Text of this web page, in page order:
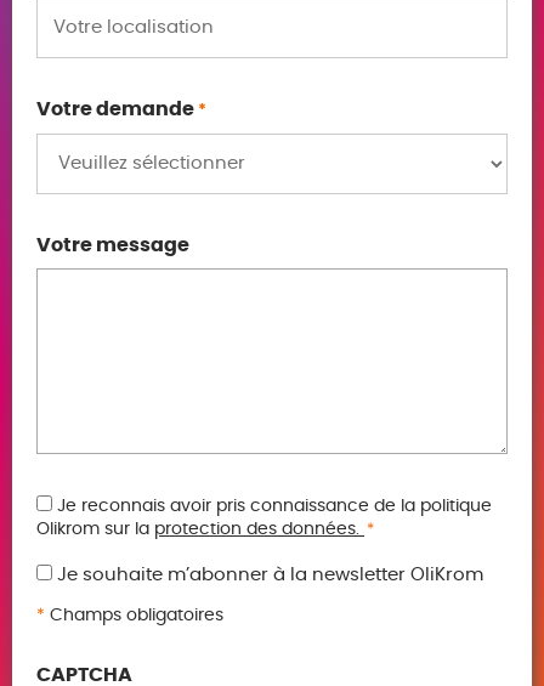
Votre demande *
Votre message
RGPD
*
Je reconnais avoir pris connaissance de la politique
Olikrom sur la protection des données. *
Je souhaite m’abonner à la newsletter OliKrom
* Champs obligatoires
CAPTCHA